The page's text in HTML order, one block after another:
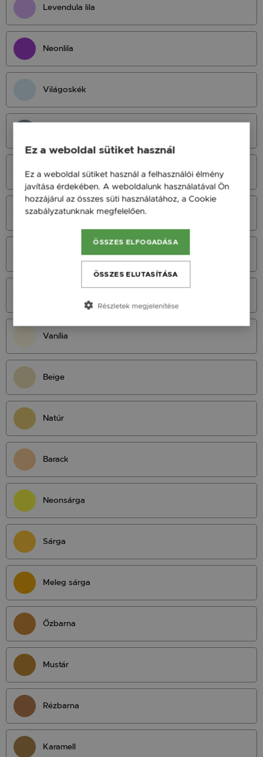
Levendula lila
Neonlila
Világoskék
Azúrkék
Neonkék
Vanília
Beige
Natúr
Barack
Neonsárga
Sárga
Meleg sárga
Őzbarna
Mustár
Rézbarna
Karamell
Ez a weboldal sütiket használ
Ez a weboldal sütiket használ a felhasználói élmény
javítása érdekében. A weboldalunk használatával Ön
hozzájárul az összes süti használatához, a Cookie
szabályzatunknak megfelelően.
ÖSSZES ELFOGADÁSA
ÖSSZES ELUTASÍTÁSA
Részletek megjelenítése